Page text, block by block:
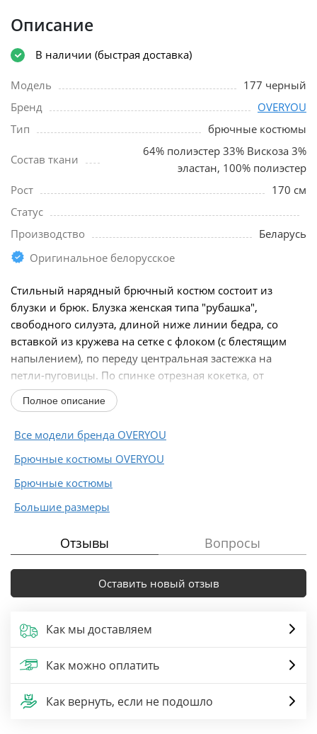
Описание
В наличии (быстрая доставка)
Модель
177 черный
Бренд
OVERYOU
Тип
брючные костюмы
Состав ткани
64% полиэстер 33% Вискоза 3%
эластан, 100% полиэстер
Рост
170 см
Статус
Производство
Беларусь
Оригинальное белорусское
Стильный нарядный брючный костюм состоит из
блузки и брюк. Блузка женская типа "рубашка",
свободного силуэта, длиной ниже линии бедра, со
вставкой из кружева на сетке с флоком (с блестящим
напылением), по переду центральная застежка на
петли-пуговицы. По спинке отрезная кокетка, от
кокетки...
Полное описание
Все модели бренда OVERYOU
Брючные костюмы OVERYOU
Брючные костюмы
Большие размеры
Отзывы Вопросы
Оставить новый отзыв
Как мы доставляем
Как можно оплатить
Как вернуть, если не подошло